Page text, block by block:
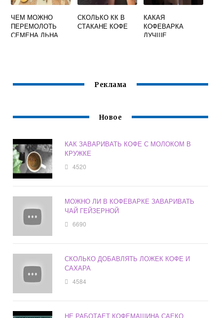
ЧЕМ МОЖНО
ПЕРЕМОЛОТЬ
СЕМЕНА ЛЬНА
СКОЛЬКО КК В
СТАКАНЕ КОФЕ
КАКАЯ
КОФЕВАРКА
ЛУЧШЕ
Реклама
Новое
КАК ЗАВАРИВАТЬ КОФЕ С МОЛОКОМ В
КРУЖКЕ
4520
МОЖНО ЛИ В КОФЕВАРКЕ ЗАВАРИВАТЬ
ЧАЙ ГЕЙЗЕРНОЙ
6690
СКОЛЬКО ДОБАВЛЯТЬ ЛОЖЕК КОФЕ И
САХАРА
4584
НЕ РАБОТАЕТ КОФЕМАШИНА САЕКО